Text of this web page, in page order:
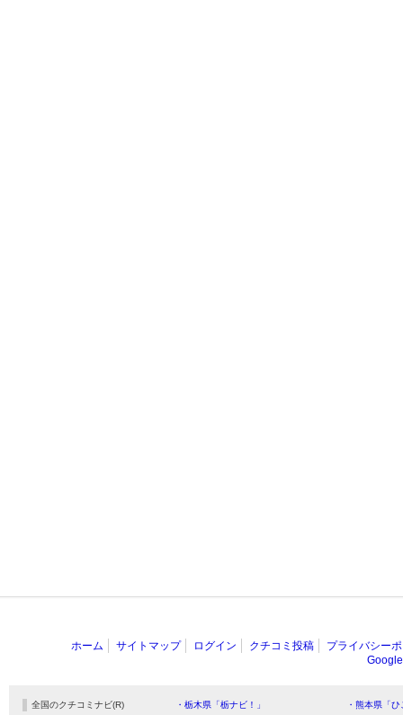
ホーム サイトマップ ログイン クチコミ投稿
プライバシー
全国のクチコミナビ(R) ・栃木県「栃ナビ！」 ・熊本県「